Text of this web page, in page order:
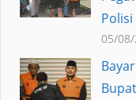
Polisi
05/